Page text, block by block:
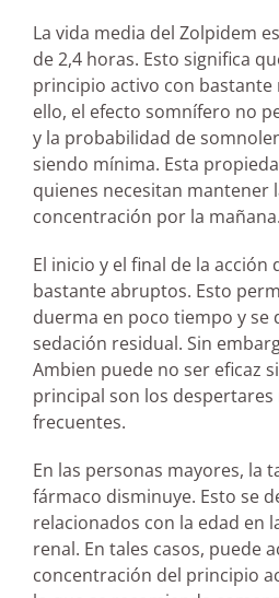
La vida media del Zolpidem
de 2,4 horas. Esto significa
principio activo con bastante
ello, el efecto somnífero no
y la probabilidad de
siendo mínima. Esta
quienes necesitan mantener
concentración por la mañana.
El inicio y el final de la acción
bastante abruptos. Esto
duerma en poco tiempo y se
sedación residual. Sin
Ambien puede no ser eficaz
principal son los
frecuentes.
En las personas mayores, la
fármaco disminuye. Esto se
relacionados con la edad en
renal. En tales casos, puede
concentración del principio